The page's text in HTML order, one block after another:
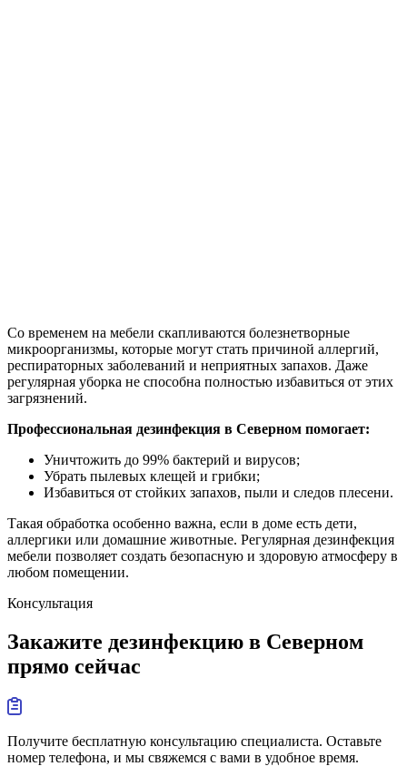
Со временем на мебели скапливаются болезнетворные
микроорганизмы, которые могут стать причиной аллергий,
респираторных заболеваний и неприятных запахов. Даже
регулярная уборка не способна полностью избавиться от этих
загрязнений.
Профессиональная дезинфекция в Северном помогает:
Уничтожить до 99% бактерий и вирусов;
Убрать пылевых клещей и грибки;
Избавиться от стойких запахов, пыли и следов плесени.
Такая обработка особенно важна, если в доме есть дети,
аллергики или домашние животные. Регулярная дезинфекция
мебели позволяет создать безопасную и здоровую атмосферу в
любом помещении.
Консультация
Закажите дезинфекцию в Северном
прямо сейчас
Получите бесплатную консультацию специалиста. Оставьте
номер телефона, и мы свяжемся с вами в удобное время.